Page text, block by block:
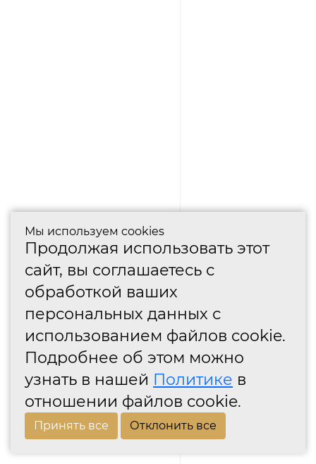
Мы используем cookies
Продолжая использовать этот
сайт, вы соглашаетесь с
обработкой ваших
персональных данных с
использованием файлов cookie.
Подробнее об этом можно
узнать в нашей Политике в
отношении файлов cookie.
Принять все Отклонить все